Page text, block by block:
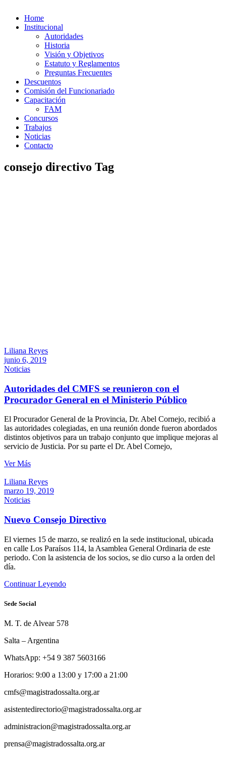
Home
Institucional
Autoridades
Historia
Visión y Objetivos
Estatuto y Reglamentos
Preguntas Frecuentes
Descuentos
Comisión del Funcionariado
Capacitación
FAM
Concursos
Trabajos
Noticias
Contacto
consejo directivo Tag
Liliana Reyes
junio 6, 2019
Noticias
Autoridades del CMFS se reunieron con el
Procurador General en el Ministerio Público
El Procurador General de la Provincia, Dr. Abel Cornejo, recibió a
las autoridades colegiadas, en una reunión donde fueron abordados
distintos objetivos para un trabajo conjunto que implique mejoras al
servicio de Justicia. Por su parte el Dr. Abel Cornejo,
Ver Más
Liliana Reyes
marzo 19, 2019
Noticias
Nuevo Consejo Directivo
El viernes 15 de marzo, se realizó en la sede institucional, ubicada
en calle Los Paraísos 114, la Asamblea General Ordinaria de este
periodo. Con la asistencia de los socios, se dio curso a la orden del
día.
Continuar Leyendo
Sede Social
M. T. de Alvear 578
Salta – Argentina
WhatsApp: +54 9 387 5603166
Horarios: 9:00 a 13:00 y 17:00 a 21:00
cmfs@magistradossalta.org.ar
asistentedirectorio@magistradossalta.org.ar
administracion@magistradossalta.org.ar
prensa@magistradossalta.org.ar